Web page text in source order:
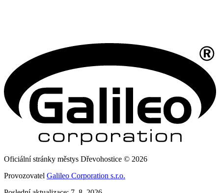
Oficiální stránky městys Dřevohostice © 2026
Provozovatel Galileo Corporation s.r.o.